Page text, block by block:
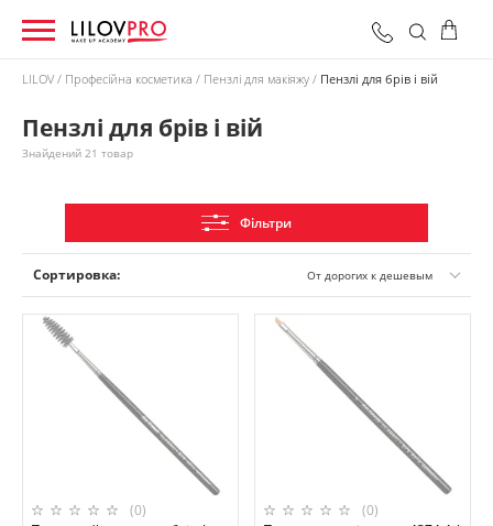
Разом:0 грн
LILOV Професійна косметика Пензлі для макіяжу Пензлі для брів і вій
Пензлі для брів і вій
Знайдений 21 товар
Фільтри
Сортировка: От дорогих к дешевым
(0)
(0)